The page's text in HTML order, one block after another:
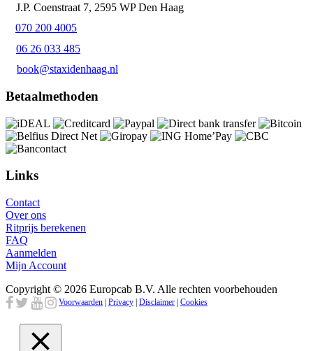
J.P. Coenstraat 7, 2595 WP Den Haag
070 200 4005
06 26 033 485
book@staxidenhaag.nl
Betaalmethoden
Links
Contact
Over ons
Ritprijs berekenen
FAQ
Aanmelden
Mijn Account
Copyright © 2026 Europcab B.V. Alle rechten voorbehouden
Voorwaarden | Privacy | Disclaimer | Cookies